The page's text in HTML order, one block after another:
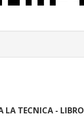
LA TECNICA - LIBRO